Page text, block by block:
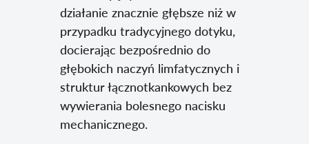
działanie znacznie głębsze niż w
przypadku tradycyjnego dotyku,
docierając bezpośrednio do
głębokich naczyń limfatycznych i
struktur łącznotkankowych bez
wywierania bolesnego nacisku
mechanicznego.